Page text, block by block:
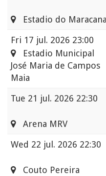
Estadio do Maracana
Fri 17 jul. 2026 23:00
Estadio Municipal
José Maria de Campos
Maia
Tue 21 jul. 2026 22:30
Arena MRV
Wed 22 jul. 2026 22:30
Couto Pereira